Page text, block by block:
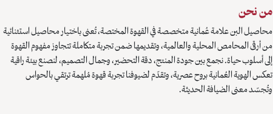
من نحن
محاصيل البن علامة عُمانية متخصصة في القهوة المختصة، تُعنى باختيار محاصيل استثنائية
من أرقى المحامص المحلية والعالمية، وتقديمها ضمن تجربة متكاملة تتجاوز مفهوم القهوة
إلى أسلوب حياة. نجمع بين جودة المنتج، دقة التحضير، وجمال التصميم، لنصنع بيئة راقية
تعكس الهوية العُمانية بروح عصرية، وتقدّم لضيوفنا تجربة قهوة مُلهمة ترتقي بالحواس
وتُجسّد معنى الضيافة الحديثة.